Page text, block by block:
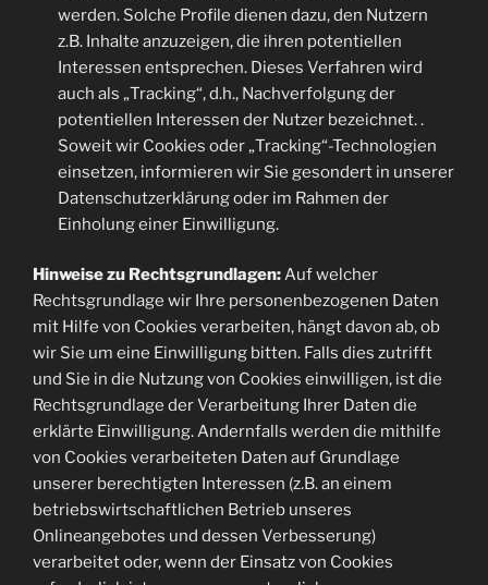
werden. Solche Profile dienen dazu, den Nutzern
z.B. Inhalte anzuzeigen, die ihren potentiellen
Interessen entsprechen. Dieses Verfahren wird
auch als „Tracking“, d.h., Nachverfolgung der
potentiellen Interessen der Nutzer bezeichnet. .
Soweit wir Cookies oder „Tracking“-Technologien
einsetzen, informieren wir Sie gesondert in unserer
Datenschutzerklärung oder im Rahmen der
Einholung einer Einwilligung.
Hinweise zu Rechtsgrundlagen:Auf welcher
Rechtsgrundlage wir Ihre personenbezogenen Daten
mit Hilfe von Cookies verarbeiten, hängt davon ab, ob
wir Sie um eine Einwilligung bitten. Falls dies zutrifft
und Sie in die Nutzung von Cookies einwilligen, ist die
Rechtsgrundlage der Verarbeitung Ihrer Daten die
erklärte Einwilligung. Andernfalls werden die mithilfe
von Cookies verarbeiteten Daten auf Grundlage
unserer berechtigten Interessen (z.B. an einem
betriebswirtschaftlichen Betrieb unseres
Onlineangebotes und dessen Verbesserung)
verarbeitet oder, wenn der Einsatz von Cookies